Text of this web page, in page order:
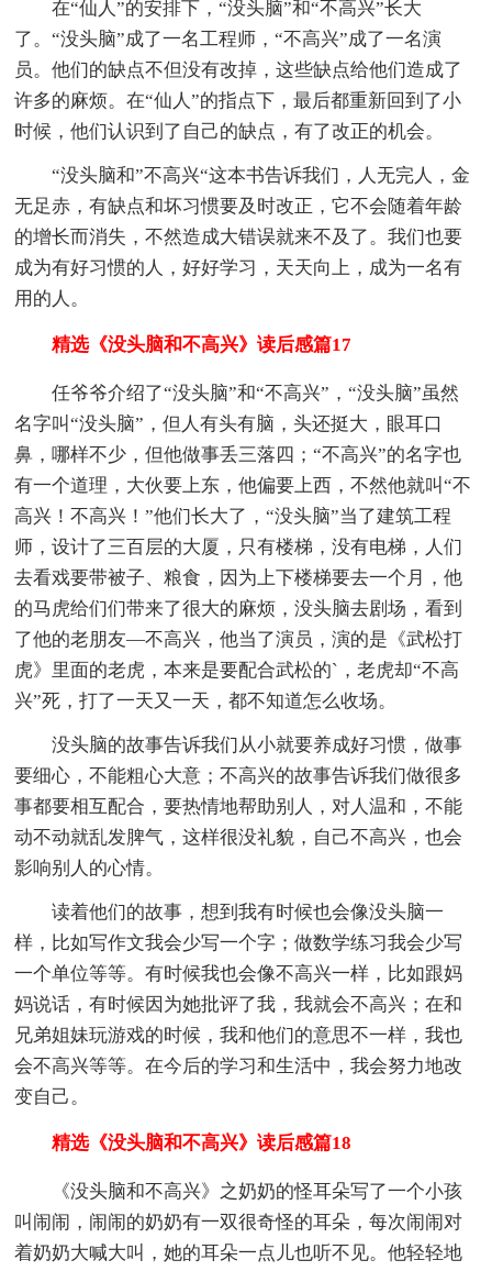
在“仙人”的安排下，“没头脑”和“不高兴”长大
了。“没头脑”成了一名工程师，“不高兴”成了一名演
员。他们的缺点不但没有改掉，这些缺点给他们造成了
许多的麻烦。在“仙人”的指点下，最后都重新回到了小
时候，他们认识到了自己的缺点，有了改正的机会。
“没头脑和”不高兴“这本书告诉我们，人无完人，金
无足赤，有缺点和坏习惯要及时改正，它不会随着年龄
的增长而消失，不然造成大错误就来不及了。我们也要
成为有好习惯的人，好好学习，天天向上，成为一名有
用的人。
精选《没头脑和不高兴》读后感篇17
任爷爷介绍了“没头脑”和“不高兴”，“没头脑”虽然
名字叫“没头脑”，但人有头有脑，头还挺大，眼耳口
鼻，哪样不少，但他做事丢三落四；“不高兴”的名字也
有一个道理，大伙要上东，他偏要上西，不然他就叫“不
高兴！不高兴！”他们长大了，“没头脑”当了建筑工程
师，设计了三百层的大厦，只有楼梯，没有电梯，人们
去看戏要带被子、粮食，因为上下楼梯要去一个月，他
的马虎给们们带来了很大的麻烦，没头脑去剧场，看到
了他的老朋友—不高兴，他当了演员，演的是《武松打
虎》里面的老虎，本来是要配合武松的`，老虎却“不高
兴”死，打了一天又一天，都不知道怎么收场。
没头脑的故事告诉我们从小就要养成好习惯，做事
要细心，不能粗心大意；不高兴的故事告诉我们做很多
事都要相互配合，要热情地帮助别人，对人温和，不能
动不动就乱发脾气，这样很没礼貌，自己不高兴，也会
影响别人的心情。
读着他们的故事，想到我有时候也会像没头脑一
样，比如写作文我会少写一个字；做数学练习我会少写
一个单位等等。有时候我也会像不高兴一样，比如跟妈
妈说话，有时候因为她批评了我，我就会不高兴；在和
兄弟姐妹玩游戏的时候，我和他们的意思不一样，我也
会不高兴等等。在今后的学习和生活中，我会努力地改
变自己。
精选《没头脑和不高兴》读后感篇18
《没头脑和不高兴》之奶奶的怪耳朵写了一个小孩
叫闹闹，闹闹的奶奶有一双很奇怪的耳朵，每次闹闹对
着奶奶大喊大叫，她的耳朵一点儿也听不见。他轻轻地